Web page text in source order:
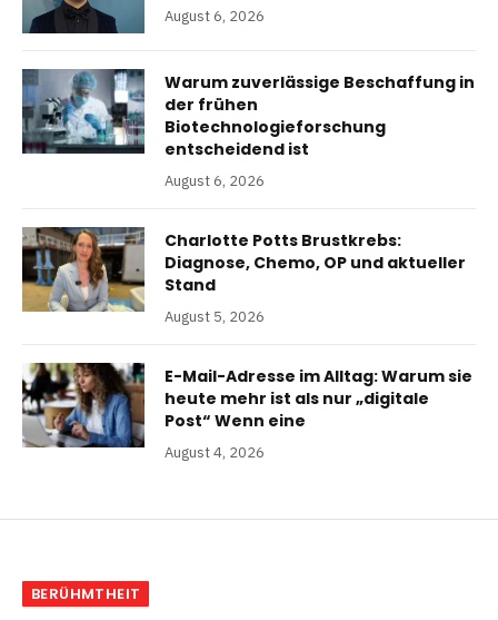
August 6, 2026
Warum zuverlässige Beschaffung in
der frühen
Biotechnologieforschung
entscheidend ist
August 6, 2026
Charlotte Potts Brustkrebs:
Diagnose, Chemo, OP und aktueller
Stand
August 5, 2026
E-Mail-Adresse im Alltag: Warum sie
heute mehr ist als nur „digitale
Post“ Wenn eine
August 4, 2026
BERÜHMTHEIT